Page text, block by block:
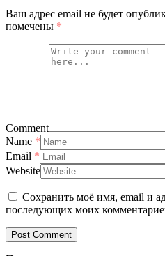
Ваш адрес email не будет
помечены *
Comment
Name *
Email *
Website
Сохранить моё имя, email и
последующих моих